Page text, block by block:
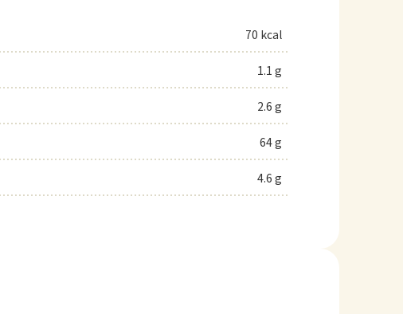
70 kcal
1.1 g
2.6 g
64 g
4.6 g